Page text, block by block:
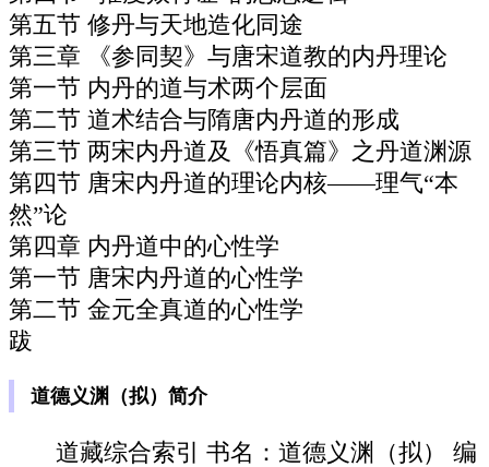
第五节 修丹与天地造化同途
第三章 《参同契》与唐宋道教的内丹理论
第一节 内丹的道与术两个层面
第二节 道术结合与隋唐内丹道的形成
第三节 两宋内丹道及《悟真篇》之丹道渊源
第四节 唐宋内丹道的理论内核——理气“本
然”论
第四章 内丹道中的心性学
第一节 唐宋内丹道的心性学
第二节 金元全真道的心性学
跋
道德义渊（拟）简介
道藏综合索引 书名：道德义渊（拟） 编